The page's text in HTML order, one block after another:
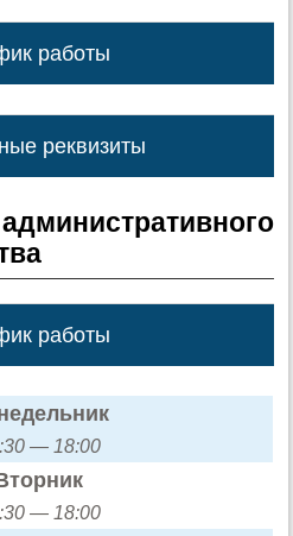
работы
реквизиты
работы
— 18:00
— 18:00